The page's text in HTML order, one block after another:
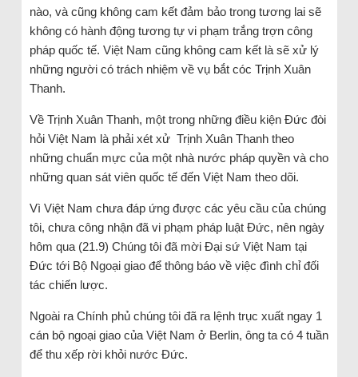
nào, và cũng không cam kết đảm bảo trong tương lai sẽ
không có hành động tương tự vi phạm trắng trợn công
pháp quốc tế. Việt Nam cũng không cam kết là sẽ xử lý
những người có trách nhiệm về vụ bắt cóc Trịnh Xuân
Thanh.
Về Trịnh Xuân Thanh, một trong những điều kiện Đức đòi
hỏi Việt Nam là phải xét xử Trịnh Xuân Thanh theo
những chuẩn mực của một nhà nước pháp quyền và cho
những quan sát viên quốc tế đến Việt Nam theo dõi.
Vì Việt Nam chưa đáp ứng được các yêu cầu của chúng
tôi, chưa công nhận đã vi phạm pháp luật Đức, nên ngày
hôm qua (21.9) Chúng tôi đã mời Đại sứ Việt Nam tại
Đức tới Bộ Ngoại giao để thông báo về việc đình chỉ đối
tác chiến lược.
Ngoài ra Chính phủ chúng tôi đã ra lệnh trục xuất ngay 1
cán bộ ngoại giao của Việt Nam ở Berlin, ông ta có 4 tuần
để thu xếp rời khỏi nước Đức.